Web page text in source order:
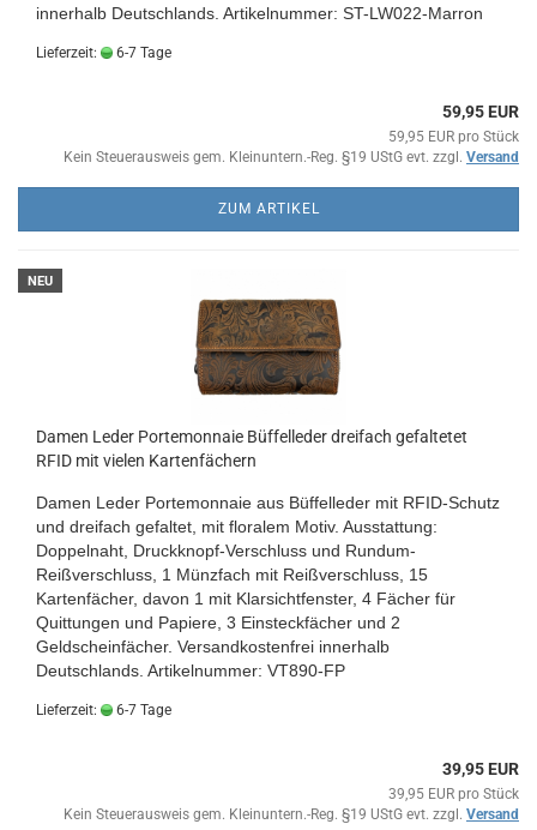
innerhalb Deutschlands. Artikelnummer: ST-LW022-Marron
Lieferzeit: 6-7 Tage
59,95 EUR
59,95 EUR pro Stück
Kein Steuerausweis gem. Kleinuntern.-Reg. §19 UStG evt. zzgl. Versand
ZUM ARTIKEL
NEU
Damen Leder Portemonnaie Büffelleder dreifach gefaltetet
RFID mit vielen Kartenfächern
Damen Leder Portemonnaie aus Büffelleder mit RFID-Schutz
und dreifach gefaltet, mit floralem Motiv. Ausstattung:
Doppelnaht, Druckknopf-Verschluss und Rundum-
Reißverschluss, 1 Münzfach mit Reißverschluss, 15
Kartenfächer, davon 1 mit Klarsichtfenster, 4 Fächer für
Quittungen und Papiere, 3 Einsteckfächer und 2
Geldscheinfächer. Versandkostenfrei innerhalb
Deutschlands. Artikelnummer: VT890-FP
Lieferzeit: 6-7 Tage
39,95 EUR
39,95 EUR pro Stück
Kein Steuerausweis gem. Kleinuntern.-Reg. §19 UStG evt. zzgl. Versand